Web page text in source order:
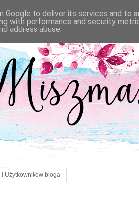
i Użytkowników bloga
Google to deliver its services and to
with performance and security
address abuse.